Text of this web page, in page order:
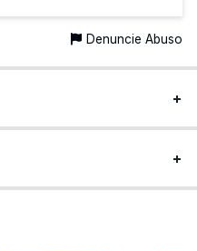
Denuncie Abuso